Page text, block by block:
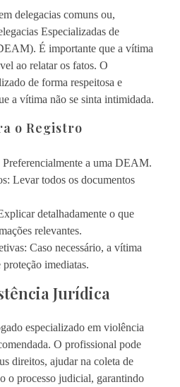
delegacias comuns ou,
Especializadas de
É importante que a vítima
ao relatar os fatos. O
de forma respeitosa e
a vítima não se sinta intimidada.
o Registro
a uma DEAM.
Levar todos os documentos
detalhadamente o que
relevantes.
Caso necessário, a vítima
imediatas.
Jurídica
especializado em violência
O profissional pode
direitos, ajudar na coleta de
o processo judicial, garantindo